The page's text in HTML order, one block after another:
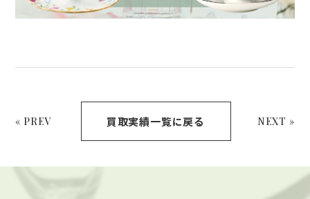
« PREV 買取実績一覧に戻る NEXT »